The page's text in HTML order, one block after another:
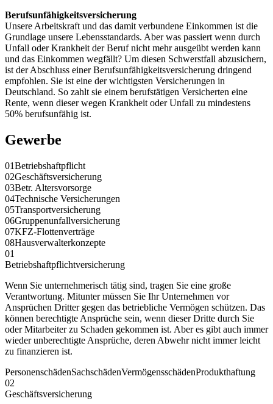
Berufsunfähigkeitsversicherung
Unsere Arbeitskraft und das damit verbundene Einkommen ist die
Grundlage unsere Lebensstandards. Aber was passiert wenn durch
Unfall oder Krankheit der Beruf nicht mehr ausgeübt werden kann
und das Einkommen wegfällt? Um diesen Schwerstfall abzusichern,
ist der Abschluss einer Berufsunfähigkeitsversicherung dringend
empfohlen. Sie ist eine der wichtigsten Versicherungen in
Deutschland. So zahlt sie einem berufstätigen Versicherten eine
Rente, wenn dieser wegen Krankheit oder Unfall zu mindestens
50% berufsunfähig ist.
Gewerbe
01Betriebshaftpflicht
02Geschäftsversicherung
03Betr. Altersvorsorge
04Technische Versicherungen
05Transportversicherung
06Gruppenunfallversicherung
07KFZ-Flottenverträge
08Hausverwalterkonzepte
01
Betriebshaftpflichtversicherung
Wenn Sie unternehmerisch tätig sind, tragen Sie eine große
Verantwortung. Mitunter müssen Sie Ihr Unternehmen vor
Ansprüchen Dritter gegen das betriebliche Vermögen schützen. Das
können berechtigte Ansprüche sein, wenn dieser Dritte durch Sie
oder Mitarbeiter zu Schaden gekommen ist. Aber es gibt auch immer
wieder unberechtigte Ansprüche, deren Abwehr nicht immer leicht
zu finanzieren ist.
PersonenschädenSachschädenVermögensschädenProdukthaftung
02
Geschäftsversicherung